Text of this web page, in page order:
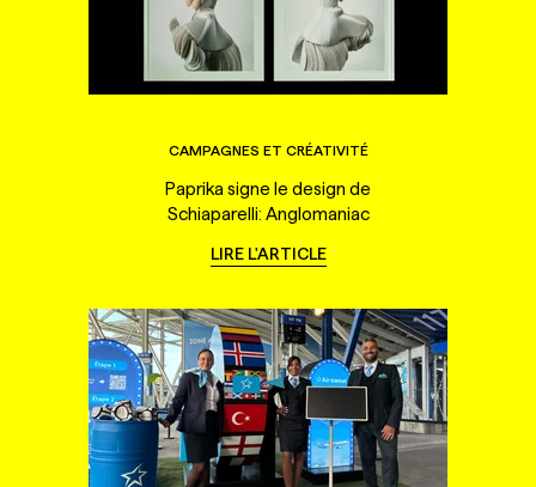
CAMPAGNES ET CRÉATIVITÉ
Paprika signe le design de
Schiaparelli: Anglomaniac
LIRE L'ARTICLE